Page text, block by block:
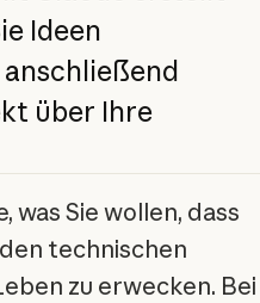
Ideen
anschließend
über Ihre
Sie wollen, dass
technischen
zu erwecken. Bei